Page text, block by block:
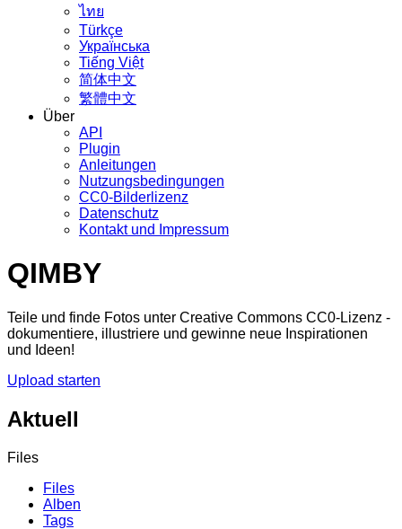
ไทย
Türkçe
Українська
Tiếng Việt
简体中文
繁體中文
Über
API
Plugin
Anleitungen
Nutzungsbedingungen
CC0-Bilderlizenz
Datenschutz
Kontakt und Impressum
QIMBY
Teile und finde Fotos unter Creative Commons CC0-Lizenz -
dokumentiere, illustriere und gewinne neue Inspirationen
und Ideen!
Upload starten
Aktuell
Files
Files
Alben
Tags